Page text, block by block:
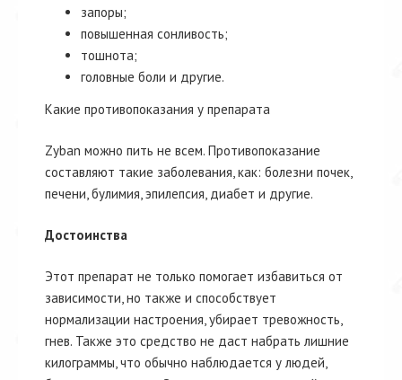
запоры;
повышенная сонливость;
тошнота;
головные боли и другие.
Какие противопоказания у препарата
Zyban можно пить не всем. Противопоказание
составляют такие заболевания, как: болезни почек,
печени, булимия, эпилепсия, диабет и другие.
Достоинства
Этот препарат не только помогает избавиться от
зависимости, но также и способствует
нормализации настроения, убирает тревожность,
гнев. Также это средство не даст набрать лишние
килограммы, что обычно наблюдается у людей,